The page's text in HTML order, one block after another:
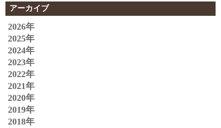
アーカイブ
2026年
2025年
2024年
2023年
2022年
2021年
2020年
2019年
2018年